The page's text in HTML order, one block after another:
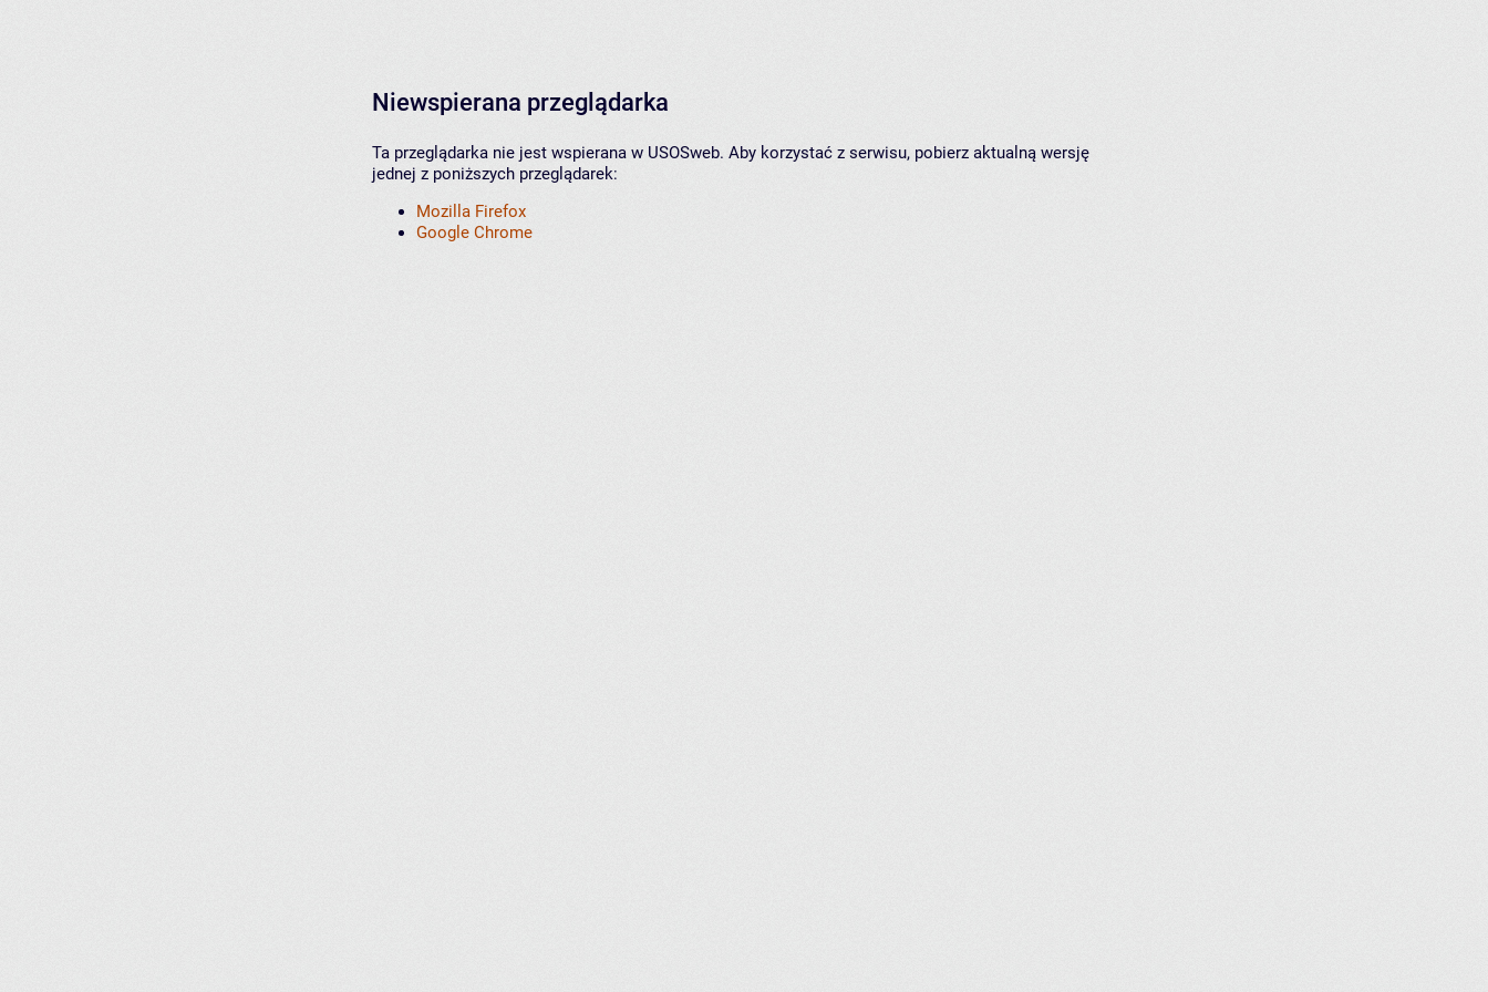
Niewspierana przeglądarka
Ta przeglądarka nie jest wspierana w USOSweb. Aby korzystać z serwisu, pobierz aktualną wersję
jednej z poniższych przeglądarek:
Mozilla Firefox
Google Chrome